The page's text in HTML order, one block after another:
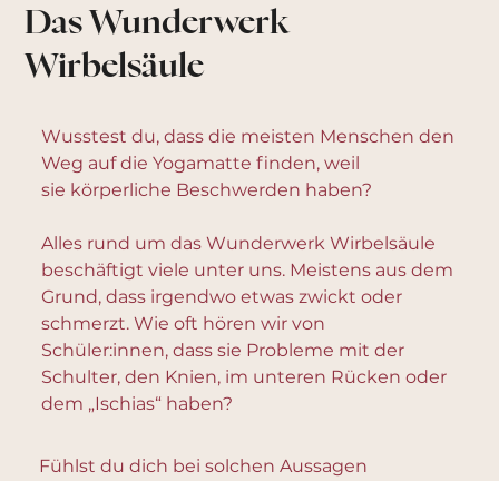
Wusstest du, dass die meisten Menschen den
Weg auf die Yogamatte finden, weil
sie körperliche Beschwerden haben?
Alles rund um das Wunderwerk Wirbelsäule
beschäftigt viele unter uns. Meistens aus dem
Grund, dass irgendwo etwas zwickt oder
schmerzt. Wie oft hören wir von
Schüler:innen, dass sie Probleme mit der
Schulter, den Knien, im unteren Rücken oder
dem „Ischias“ haben?
Fühlst du dich bei solchen Aussagen
Das Wunderwerk
Wirbelsäule